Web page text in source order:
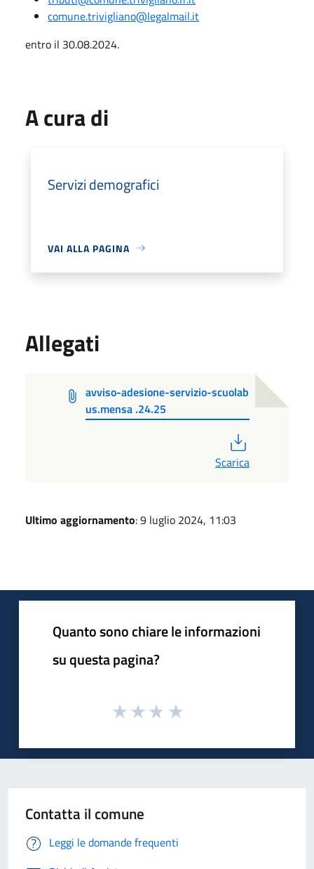
comune.trivigliano@legalmail.it
entro il 30.08.2024.
A cura di
Servizi demografici
VAI ALLA PAGINA
Allegati
avviso-adesione-servizio-scuolab
us.mensa .24.25
Scarica
Ultimo aggiornamento: 9 luglio 2024, 11:03
Quanto sono chiare le informazioni
su questa pagina?
Contatta il comune
Leggi le domande frequenti